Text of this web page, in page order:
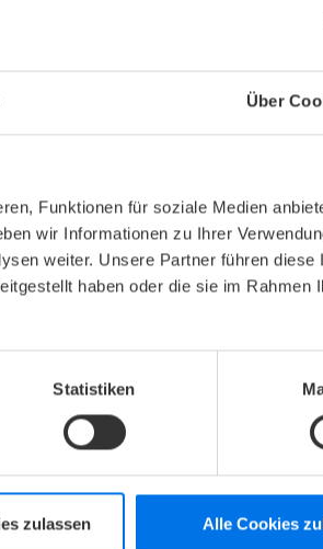
Über
Funktionen für soziale Medien
wir Informationen zu Ihrer
weiter. Unsere Partner führen diese
haben oder die sie im Rahmen
Statistiken
zulassen Alle Cookies
am Universum® Bremen unter
Sie zum Frühstück, Mittagstisch und
naturnahen Blick auf den
ein.